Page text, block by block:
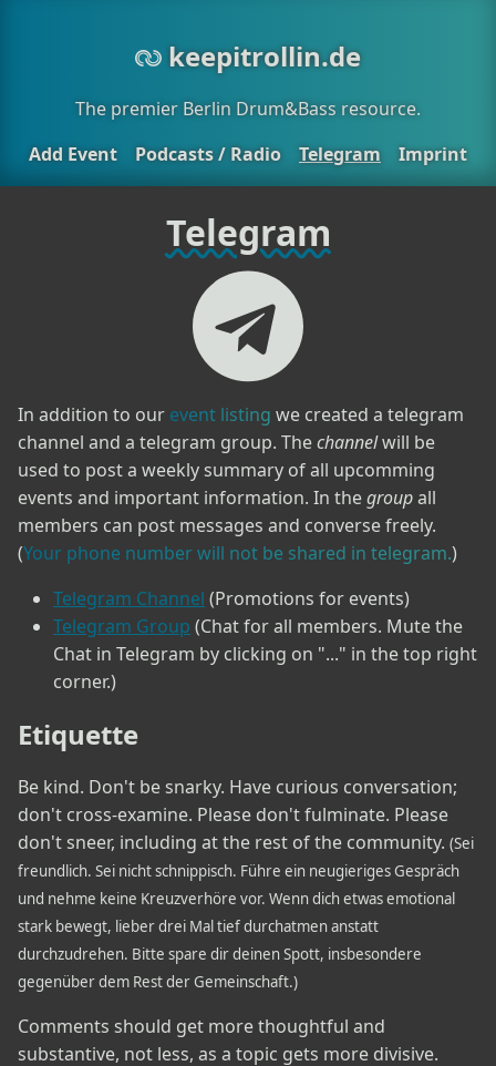
keepitrollin.de
The premier Berlin Drum&Bass resource.
Add Event
Podcasts / Radio Telegram Imprint
Telegram
In addition to our event listing we created a telegram
channel and a telegram group. Thechannelwill be
used to post a weekly summary of all upcomming
events and important information. In thegroupall
members can post messages and converse freely.
(Your phone number will not be shared in telegram.)
Telegram Channel (Promotions for events)
Telegram Group (Chat for all members. Mute the
Chat in Telegram by clicking on "..." in the top right
corner.)
Etiquette
Be kind. Don't be snarky. Have curious conversation;
don't cross-examine. Please don't fulminate. Please
don't sneer, including at the rest of the community. (Sei
freundlich. Sei nicht schnippisch. Führe ein neugieriges Gespräch
und nehme keine Kreuzverhöre vor. Wenn dich etwas emotional
stark bewegt, lieber drei Mal tief durchatmen anstatt
durchzudrehen. Bitte spare dir deinen Spott, insbesondere
gegenüber dem Rest der Gemeinschaft.)
Comments should get more thoughtful and
substantive, not less, as a topic gets more divisive.